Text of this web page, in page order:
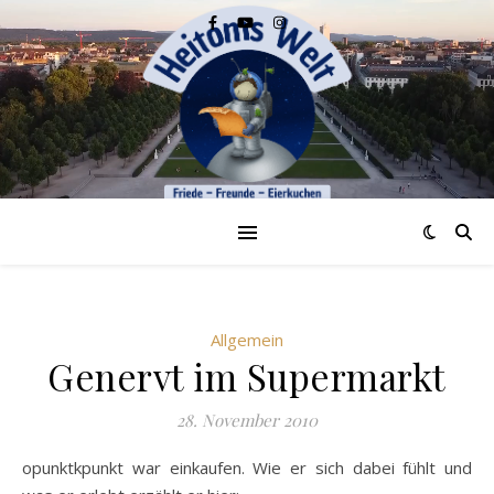
Allgemein
Genervt im Supermarkt
28. November 2010
opunktkpunkt war einkaufen. Wie er sich dabei fühlt und